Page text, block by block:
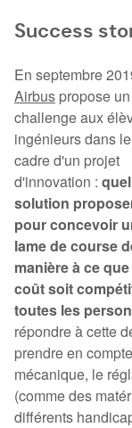
Success
En septembre
Airbus propose un
challenge aux
ingénieurs dans le
cadre d'un projet
d'innovation :
solution
pour concevoir
lame de course
manière à ce
coût soit
toutes les
répondre à cette
prendre en
mécanique, le
(comme des
différents